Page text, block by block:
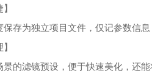
保存为独立项目文件，仅记参数信
景的滤镜预设，便于快速美化，还